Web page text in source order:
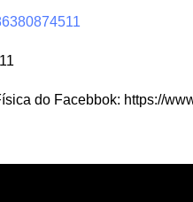
do Facebbok: https://